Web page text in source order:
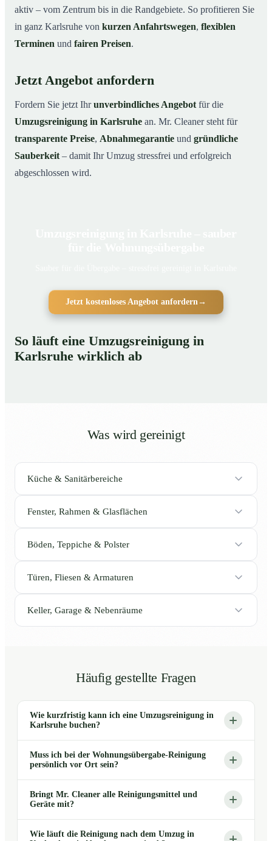
aktiv – vom Zentrum bis in die Randgebiete. So profitieren Sie
in ganz Karlsruhe von kurzen Anfahrtswegen, flexiblen
Terminen und fairen Preisen.
Jetzt Angebot anfordern
Fordern Sie jetzt Ihrunverbindliches Angebot für die
Umzugsreinigung in Karlsruhe an. Mr. Cleaner steht für
transparente Preise, Abnahmegarantie und gründliche
Sauberkeit – damit Ihr Umzug stressfrei und erfolgreich
abgeschlossen wird.
Jetzt kostenloses Angebot anfordern→
So läuft eine Umzugsreinigung in
Karlsruhe wirklich ab
Was wird gereinigt
Küche & Sanitärbereiche
Fenster, Rahmen & Glasflächen
Böden, Teppiche & Polster
Türen, Fliesen & Armaturen
Keller, Garage & Nebenräume
Häufig gestellte Fragen
Wie kurzfristig kann ich eine Umzugsreinigung in
Karlsruhe buchen?
Muss ich bei der Wohnungsübergabe-Reinigung
persönlich vor Ort sein?
Bringt Mr. Cleaner alle Reinigungsmittel und
Geräte mit?
Wie läuft die Reinigung nach dem Umzug in